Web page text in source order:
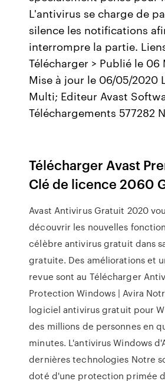
L'antivirus se charge de
silence les notifications
interrompre la partie.
Télécharger > Publié le 06
Mise à jour le 06/05/2020
Multi; Editeur Avast
Téléchargements 577282
Télécharger Avast
Clé de licence 2060
Avast Antivirus Gratuit 2020
découvrir les nouvelles
célèbre antivirus gratuit dans
gratuite. Des améliorations et
revue sont au Télécharger
Protection Windows | Avira
logiciel antivirus gratuit pour
des millions de personnes en
minutes. L'antivirus Windows
dernières technologies Notre
doté d'une protection primée